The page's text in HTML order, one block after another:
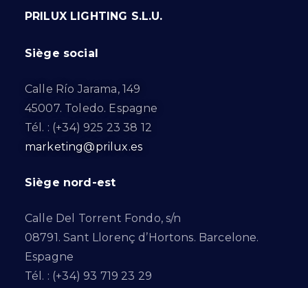
PRILUX LIGHTING S.L.U.
Siège social
Calle Río Jarama, 149
45007. Toledo. Espagne
Tél. : (+34) 925 23 38 12
marketing@prilux.es
Siège nord-est
Calle Del Torrent Fondo, s/n
08791. Sant Llorenç d’Hortons. Barcelone.
Espagne
Tél. : (+34) 93 719 23 29